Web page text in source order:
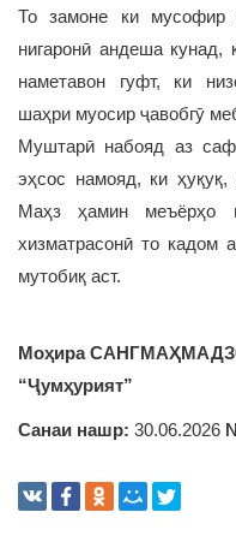
То замоне ки мусофир
нигаронӣ андеша кунад,
наметавон гуфт, ки
шаҳри муосир ҷавобгӯ
Муштарӣ набояд аз
эҳсос намояд, ки
Маҳз ҳамин меъёрҳо
хизматрасонӣ то кадом
мутобиқ аст.
Моҳира
“Ҷумҳурият”
Санаи нашр: 30.06.2026